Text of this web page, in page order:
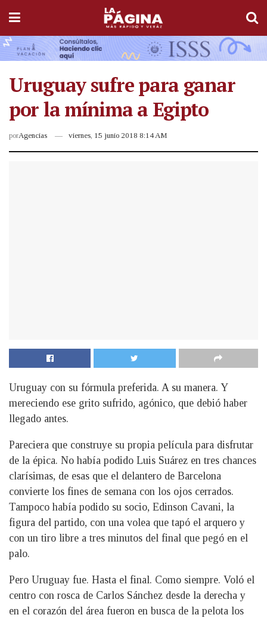
Uruguay sufre para ganar
por la mínima a Egipto
porAgencias viernes, 15 junio 2018 8:14 AM
Uruguay con su fórmula preferida. A su manera. Y
mereciendo ese grito sufrido, agónico, que debió haber
llegado antes.
Pareciera que construye su propia película para disfrutar
de la épica. No había podido Luis Suárez en tres chances
clarísimas, de esas que el delantero de Barcelona
convierte los fines de semana con los ojos cerrados.
Tampoco había podido su socio, Edinson Cavani, la
figura del partido, con una volea que tapó el arquero y
con un tiro libre a tres minutos del final que pegó en el
palo.
Pero Uruguay fue. Hasta el final. Como siempre. Voló el
centro con rosca de Carlos Sánchez desde la derecha y
en el corazón del área fueron en busca de la pelota los